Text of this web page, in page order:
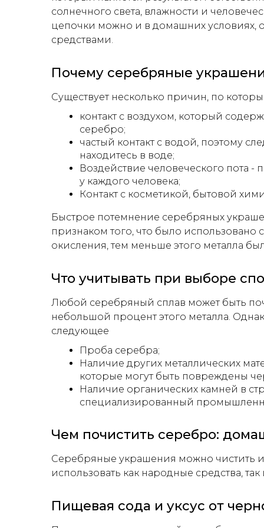
солнечного света, влажности и
цепочки можно и в домашних условиях,
средствами.
Почему серебряные
Существует несколько причин, по
контакт с воздухом, который
серебро;
частый контакт с водой, поэтому
находитесь в воде;
Воздействие человеческого пота
у каждого человека;
Контакт с косметикой, бытовой
Быстрое потемнение серебряных
признаком того, что было
окисления, тем меньше этого металла
Что учитывать при выборе
Любой серебряный сплав может быть
небольшой процент этого металла.
следующее
Проба серебра;
Наличие других металлических
которые могут быть повреждены
Наличие органических камней в
специализированный
Чем почистить серебро:
Серебряные украшения можно чистить
использовать как народные средства,
Пищевая сода и уксус от